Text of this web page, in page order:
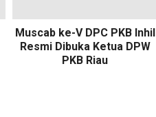
Muscab ke-V DPC PKB Inhil
Resmi Dibuka Ketua DPW
PKB Riau